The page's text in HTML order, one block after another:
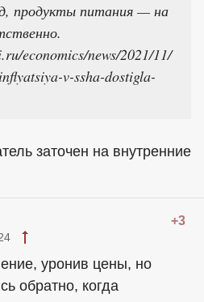
продукты питания — на
economics/news/2021/11/
v-ssha-dostigla-
заточен на внутренние
+3
уронив цены, но
обратно, когда